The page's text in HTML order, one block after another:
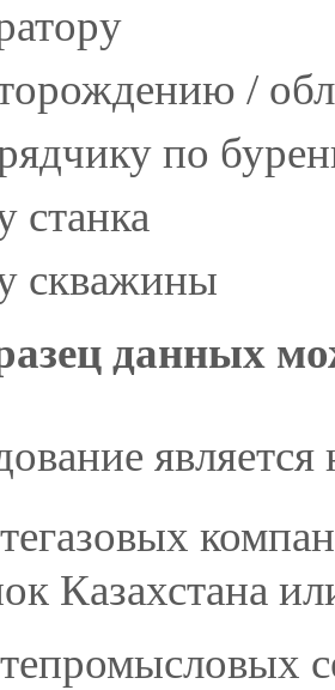
/
по
станка
скважины
данных
Казахстана